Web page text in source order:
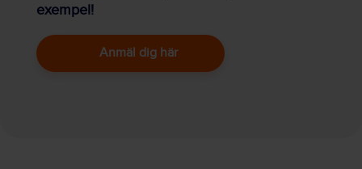
exempel!
Anmäl dig här